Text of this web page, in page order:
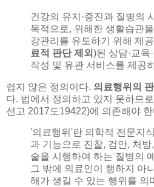
건강의 유지·증진과 질병의
목적으로, 위해한 생활습관
강관리를 유도하기 위해 제
료적 판단 제외 )된 상담·교육
작성 및 유관 서비스를 제공
쉽지 않은 정의이다. 의료행위의
다. 법에서 정의하고 있지 못하므
선고 2017도19422)에 의존해야 한
'의료행위'란 의학적 전문지
과 기능으로 진찰, 검안, 처방
술을 시행하여 하는 질병의
그 밖에 의료인이 행하지 아
해가 생길 수 있는 행위를 의